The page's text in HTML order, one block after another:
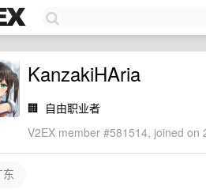
KanzakiHAria
🏢 自由职业者
V2EX member #581514, joined on
东